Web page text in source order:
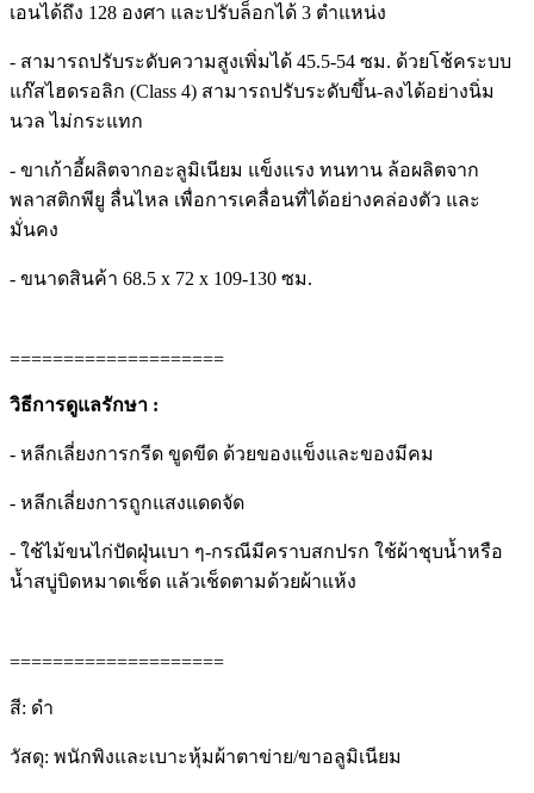
เอนได้ถึง 128 องศา และปรับล็อกได้ 3 ตำแหน่ง
- สามารถปรับระดับความสูงเพิ่มได้ 45.5-54 ซม. ด้วยโช้คระบบ
แก๊สไฮดรอลิก (Class 4) สามารถปรับระดับขึ้น-ลงได้อย่างนิ่ม
นวล ไม่กระแทก
- ขาเก้าอี้ผลิตจากอะลูมิเนียม แข็งแรง ทนทาน ล้อผลิตจาก
พลาสติกพียู ลื่นไหล เพื่อการเคลื่อนที่ได้อย่างคล่องตัว และ
มั่นคง
- ขนาดสินค้า 68.5 x 72 x 109-130 ซม.
====================
วิธีการดูแลรักษา :
- หลีกเลี่ยงการกรีด ขูดขีด ด้วยของแข็งและของมีคม
- หลีกเลี่ยงการถูกแสงแดดจัด
- ใช้ไม้ขนไก่ปัดฝุ่นเบา ๆ-กรณีมีคราบสกปรก ใช้ผ้าชุบน้ำหรือ
น้ำสบู่บิดหมาดเช็ด แล้วเช็ดตามด้วยผ้าแห้ง
====================
สี: ดำ
วัสดุ: พนักพิงและเบาะหุ้มผ้าตาข่าย/ขาอลูมิเนียม